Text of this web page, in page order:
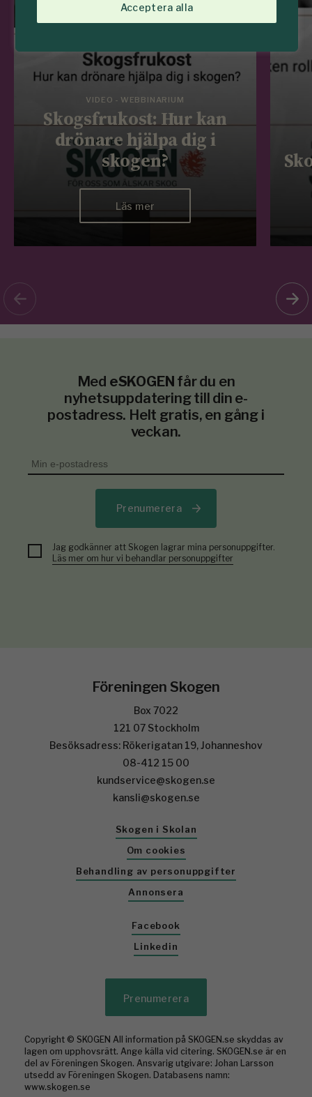
Acceptera alla
VIDEO - WEBBINARIUM
Skogsfrukost: Hur kan
drönare hjälpa dig i
skogen?
Läs mer
Med eSKOGEN får du en
nyhetsuppdatering till din e-
postadress. Helt gratis, en gång i
veckan.
Prenumerera
Jag godkänner att Skogen lagrar mina personuppgifter.
Läs mer om hur vi behandlar personuppgifter
Föreningen Skogen
Box 7022
121 07 Stockholm
Besöksadress: Rökerigatan 19, Johanneshov
08-412 15 00
kundservice@skogen.se
kansli@skogen.se
Skogen i Skolan
Om cookies
Behandling av personuppgifter
Annonsera
Facebook
Linkedin
Prenumerera
Copyright © SKOGEN All information på SKOGEN.se skyddas av
lagen om upphovsrätt. Ange källa vid citering. SKOGEN.se är en
del av Föreningen Skogen. Ansvarig utgivare: Johan Larsson
utsedd av Föreningen Skogen. Databasens namn:
www.skogen.se